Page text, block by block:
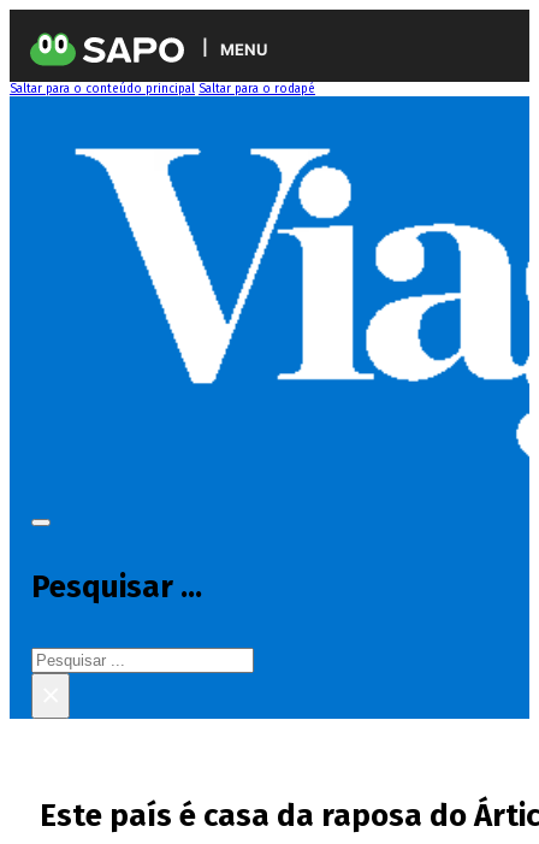
MENU
Saltar para o conteúdo principal Saltar para o rodapé
Pesquisar ...
Pesquisar
Este país é casa da raposa do